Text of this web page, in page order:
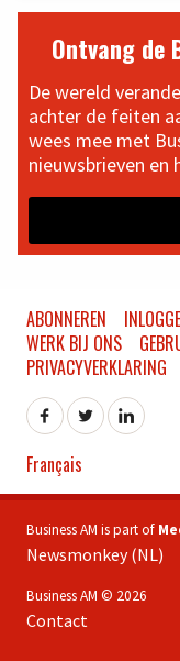
Ontvang de
De wereld
achter de feiten
wees mee met
nieuwsbrieven en
ABONNEREN
WERK BIJ ONS
PRIVACYVERKLARING
Français
Business AM is part of
Newsmonkey (NL)
Business AM © 2026
Contact